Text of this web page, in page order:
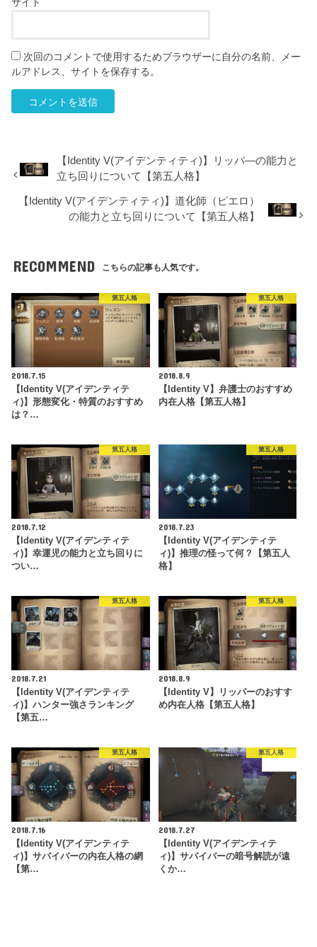
サイト
次回のコメントで使用するためブラウザーに自分の名前、メー
ルアドレス、サイトを保存する。
【Identity V(アイデンティティ)】リッパ―の能力と
立ち回りについて【第五人格】
【Identity V(アイデンティティ)】道化師（ピエロ）
の能力と立ち回りについて【第五人格】
RECOMMEND こちらの記事も人気です。
第五人格
2018.7.15
【Identity V(アイデンティテ
ィ)】形態変化・特質のおすすめ
は？…
第五人格
2018.8.9
【Identity V】弁護士のおすすめ
内在人格【第五人格】
第五人格
2018.7.12
【Identity V(アイデンティテ
ィ)】幸運児の能力と立ち回りに
つい…
第五人格
2018.7.23
【Identity V(アイデンティテ
ィ)】推理の怪って何？【第五人
格】
第五人格
2018.7.21
【Identity V(アイデンティテ
ィ)】ハンター強さランキング
【第五…
第五人格
2018.8.9
【Identity V】リッパーのおすす
め内在人格【第五人格】
第五人格
2018.7.16
【Identity V(アイデンティテ
ィ)】サバイバーの内在人格の網
【第…
第五人格
2018.7.27
【Identity V(アイデンティテ
ィ)】サバイバーの暗号解読が遠
くか…